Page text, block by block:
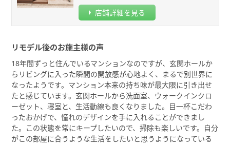
店舗詳細を見る
リモデル後のお施主様の声
18年間ずっと住んでいるマンションなのですが、玄関ホールか
らリビングに入った瞬間の開放感が心地よく、まるで別世界に
なったようです。マンション本来の持ち味が最大限に引き出せ
たと感じています。玄関ホールから洗面室、ウォークインクロ
ーゼット、寝室と、生活動線も良くなりました。目一杯こだわ
ったおかげで、憧れのデザインを手に入れることができまし
た。この状態を常にキープしたいので、掃除も楽しいです。自分
がこの部屋に合うような生活をしたいと思うようになっている